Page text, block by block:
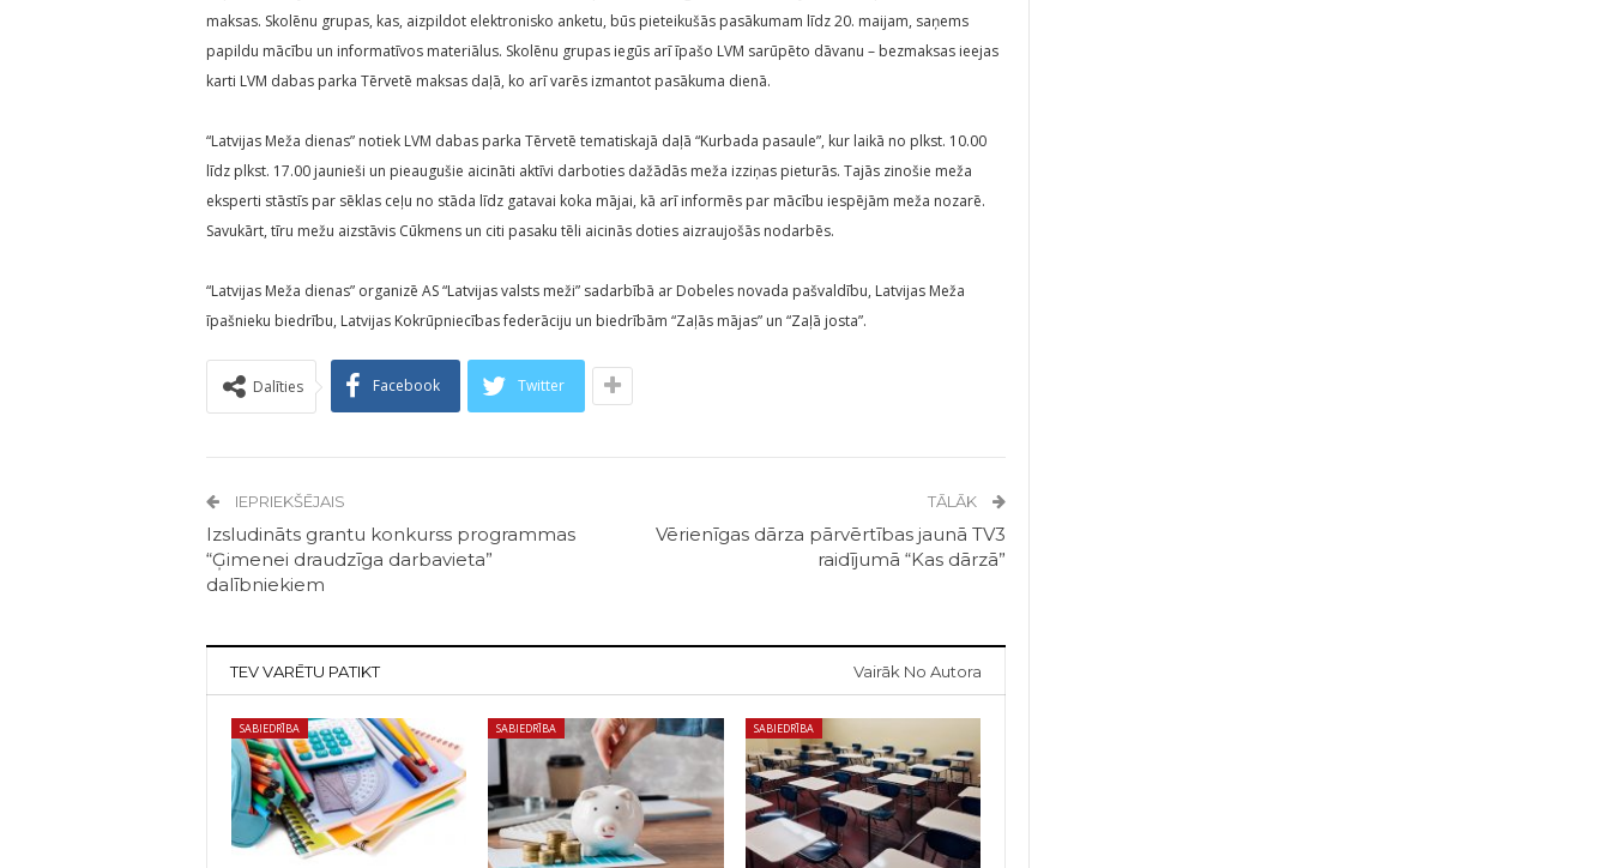
maksas. Skolēnu grupas, kas, aizpildot elektronisko anketu, būs pieteikušās pasākumam līdz 20. maijam, saņems
papildu mācību un informatīvos materiālus. Skolēnu grupas iegūs arī īpašo LVM sarūpēto dāvanu – bezmaksas ieejas
karti LVM dabas parka Tērvetē maksas daļā, ko arī varēs izmantot pasākuma dienā.
“Latvijas Meža dienas” notiek LVM dabas parka Tērvetē tematiskajā daļā “Kurbada pasaule”, kur laikā no plkst. 10.00
līdz plkst. 17.00 jaunieši un pieaugušie aicināti aktīvi darboties dažādās meža izziņas pieturās. Tajās zinošie meža
eksperti stāstīs par sēklas ceļu no stāda līdz gatavai koka mājai, kā arī informēs par mācību iespējām meža nozarē.
Savukārt, tīru mežu aizstāvis Cūkmens un citi pasaku tēli aicinās doties aizraujošās nodarbēs.
“Latvijas Meža dienas” organizē AS “Latvijas valsts meži” sadarbībā ar Dobeles novada pašvaldību, Latvijas Meža
īpašnieku biedrību, Latvijas Kokrūpniecības federāciju un biedrībām “Zaļās mājas” un “Zaļā josta”.
Dalīties Facebook Twitter
IEPRIEKŠĒJAIS
Izsludināts grantu konkurss programmas
“Ģimenei draudzīga darbavieta”
dalībniekiem
TĀLĀK
Vērienīgas dārza pārvērtības jaunā TV3
raidījumā “Kas dārzā”
TEV VARĒTU PATIKT Vairāk No Autora
SABIEDRĪBA SABIEDRĪBA SABIEDRĪBA